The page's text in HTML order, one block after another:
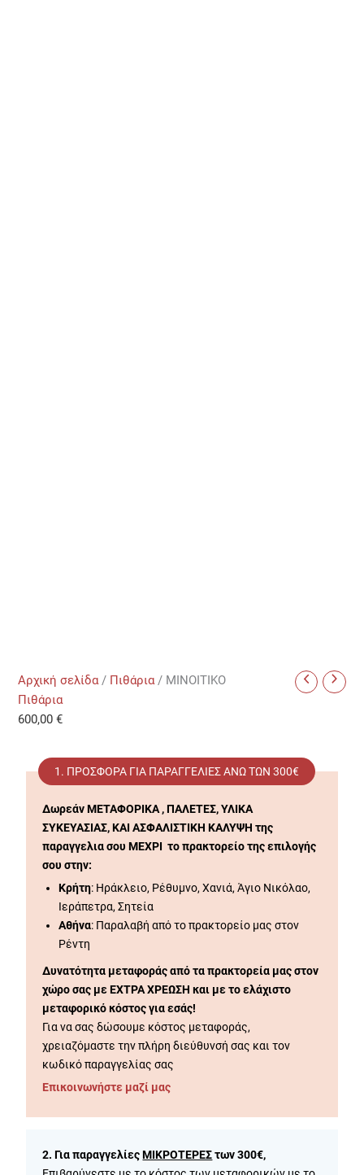
Αρχική σελίδα/ Πιθάρια/ MINOITIKO
Πιθάρια
600,00€
1. ΠΡΟΣΦΟΡΆ ΓΙΑ ΠΑΡΑΓΓΕΛΊΕΣ ΑΝΩ ΤΩΝ 300€
Δωρεάν ΜΕΤΑΦΟΡΙΚΑ , ΠΑΛΕΤΕΣ, ΥΛΙΚΑ
ΣΥΚΕΥΑΣΙΑΣ, ΚΑΙ ΑΣΦΑΛΙΣΤΙΚΗ ΚΑΛΥΨΗ της
παραγγελια σου ΜΕΧΡΙ το πρακτορείο της επιλογής
σου στην:
Κρήτη: Ηράκλειο, Ρέθυμνο, Χανιά, Άγιο Νικόλαο,
Ιεράπετρα, Σητεία
Αθήνα: Παραλαβή από το πρακτορείο μας στον
Ρέντη
Δυνατότητα μεταφοράς από τα πρακτορεία μας στον
χώρο σας με ΕΧΤΡΑ ΧΡΕΩΣΗ και με το ελάχιστο
μεταφορικό κόστος για εσάς!
Για να σας δώσουμε κόστος μεταφοράς,
χρειαζόμαστε την πλήρη διεύθυνσή σας και τον
κωδικό παραγγελίας σας
Επικοινωνήστε μαζί μας
2. Για παραγγελίεςΜΙΚΡΟΤΕΡΕΣτων 300€,